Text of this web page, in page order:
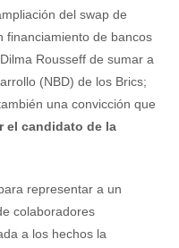
del swap de
financiamiento de bancos
Rousseff de sumar a
(NBD) de los Brics;
una convicción que
el candidato de la
representar a un
colaboradores
a los hechos la